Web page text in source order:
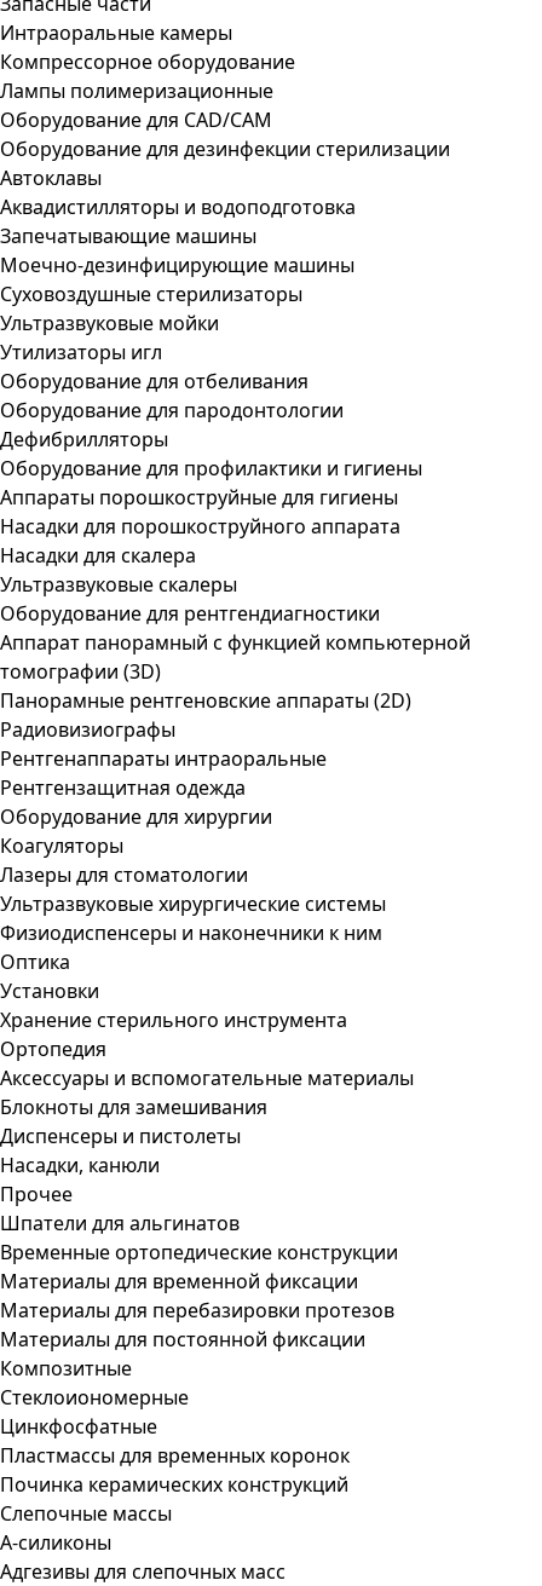
Интраоральные камеры
Компрессорное оборудование
Лампы полимеризационные
Оборудование для CAD/CAM
Оборудование для дезинфекции стерилизации
Автоклавы
Аквадистилляторы и водоподготовка
Запечатывающие машины
Моечно-дезинфицирующие машины
Суховоздушные стерилизаторы
Ультразвуковые мойки
Утилизаторы игл
Оборудование для отбеливания
Оборудование для пародонтологии
Дефибрилляторы
Оборудование для профилактики и гигиены
Аппараты порошкоструйные для гигиены
Насадки для порошкоструйного аппарата
Насадки для скалера
Ультразвуковые скалеры
Оборудование для рентгендиагностики
Аппарат панорамный с функцией компьютерной
томографии (3D)
Панорамные рентгеновские аппараты (2D)
Радиовизиографы
Рентгенаппараты интраоральные
Рентгензащитная одежда
Оборудование для хирургии
Коагуляторы
Лазеры для стоматологии
Ультразвуковые хирургические системы
Физиодиспенсеры и наконечники к ним
Оптика
Установки
Хранение стерильного инструмента
Ортопедия
Аксессуары и вспомогательные материалы
Блокноты для замешивания
Диспенсеры и пистолеты
Насадки, канюли
Прочее
Шпатели для альгинатов
Временные ортопедические конструкции
Материалы для временной фиксации
Материалы для перебазировки протезов
Материалы для постоянной фиксации
Композитные
Стеклоиономерные
Цинкфосфатные
Пластмассы для временных коронок
Починка керамических конструкций
Слепочные массы
А-силиконы
Адгезивы для слепочных масс